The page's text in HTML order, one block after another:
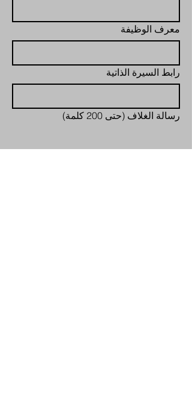
معرف الوظيفة
رابط السيرة الذاتية
رسالة الغلاف (حتى 200 كلمة)